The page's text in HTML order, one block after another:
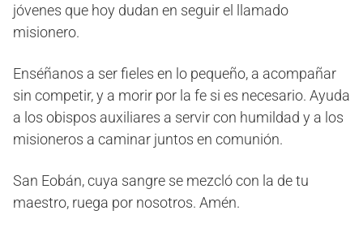
jóvenes que hoy dudan en seguir el llamado
misionero.
Enséñanos a ser fieles en lo pequeño, a acompañar
sin competir, y a morir por la fe si es necesario. Ayuda
a los obispos auxiliares a servir con humildad y a los
misioneros a caminar juntos en comunión.
San Eobán, cuya sangre se mezcló con la de tu
maestro, ruega por nosotros. Amén.